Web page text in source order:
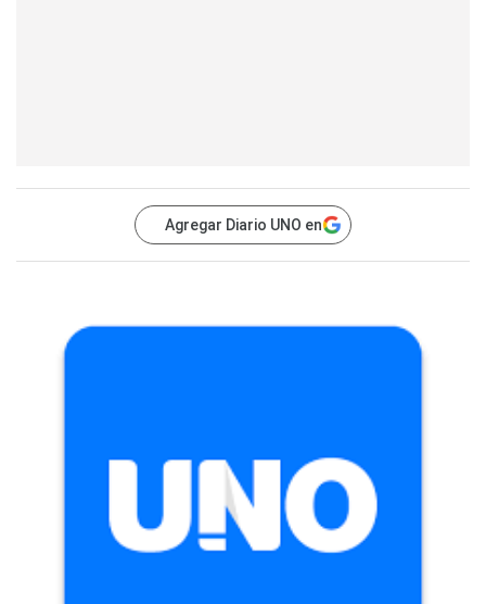
Agregar Diario UNO en